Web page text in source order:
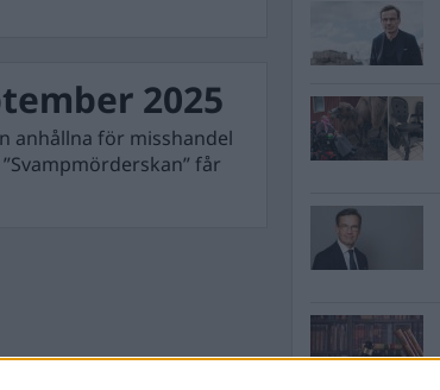
2025
anhållna för misshandel
får